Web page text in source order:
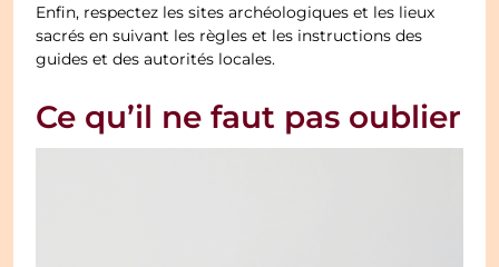
Enfin, respectez les sites archéologiques et les lieux
sacrés en suivant les règles et les instructions des
guides et des autorités locales.
Ce qu’il ne faut pas oublier